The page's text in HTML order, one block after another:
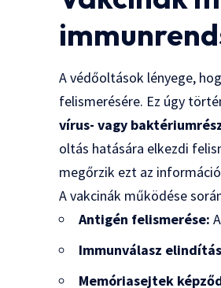
A védőoltások lényege,
felismerésére. Ez úgy
vírus- vagy
oltás hatására elkezdi
megőrzik ezt az
A vakcinák működése
Antigén felismerése:
Immunválasz
Memóriasejtek